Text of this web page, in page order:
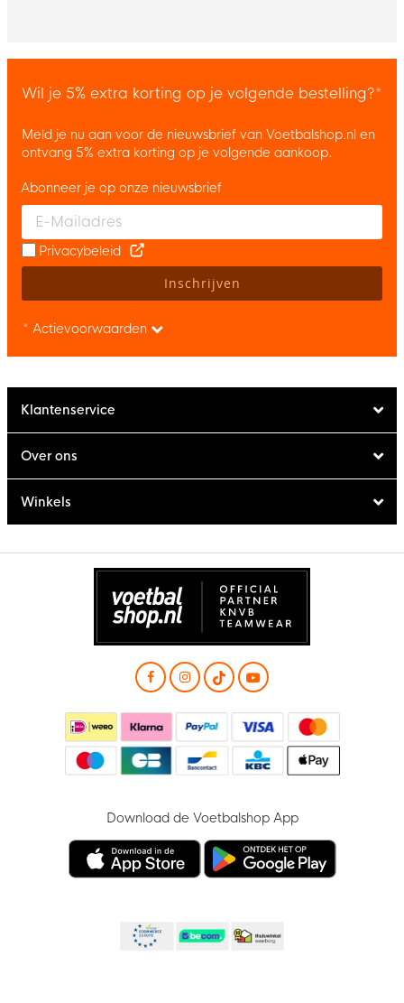
Wil je 5% extra korting op je volgende bestelling?*
Meld je nu aan voor de nieuwsbrief van Voetbalshop.nl en
ontvang 5% extra korting op je volgende aankoop.
Enter your email and accept the privacy policy to subscribe to
Abonneer je op onze nieuwsbrief
Privacybeleid
Inschrijven
* Actievoorwaarden
Klantenservice
Over ons
Winkels
Download de Voetbalshop App